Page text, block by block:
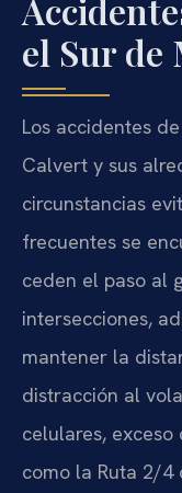
el Sur de
Los accidentes
Calvert y sus
circunstancias
frecuentes se
ceden el paso al
intersecciones,
mantener la
distracción al
celulares,
como la Ruta 2/4